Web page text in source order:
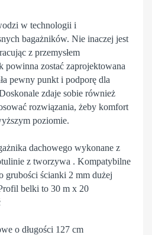
w technologii i
bagażników. Nie inaczej jest
z przemysłem
powinna zostać zaprojektowana
pewny punkt i podporę dla
zdaje sobie również
rozwiązania, żeby komfort
poziomie.
dachowego wykonane z
z tworzywa . Kompatybilne
grubości ścianki 2 mm dużej
belki to 30 m x 20
o długości 127 cm